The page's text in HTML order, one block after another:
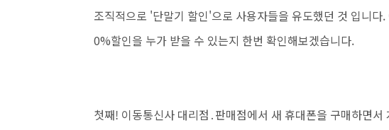
조직적으로 '단말기 할인'으로 사용자들을 유도했던 것 입니
0%할인을 누가 받을 수 있는지 한번 확인해보겠습니다.
첫째! 이동통신사 대리점․판매점에서 새 휴대폰을 구매하면서